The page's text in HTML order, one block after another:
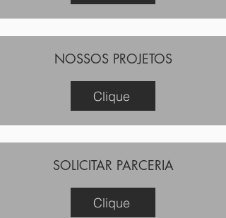
NOSSOS PROJETOS
Clique
SOLICITAR PARCERIA
Clique